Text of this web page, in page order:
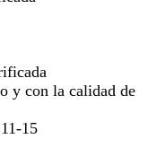
y con la calidad de
11-15